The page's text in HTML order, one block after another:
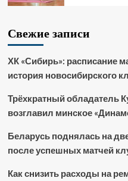
Свежие записи
ХК «Сибирь»: расписание
история новосибирского
Трёхкратный обладатель
возглавил минское
Беларусь поднялась на
после успешных матчей
Как снизить расходы на